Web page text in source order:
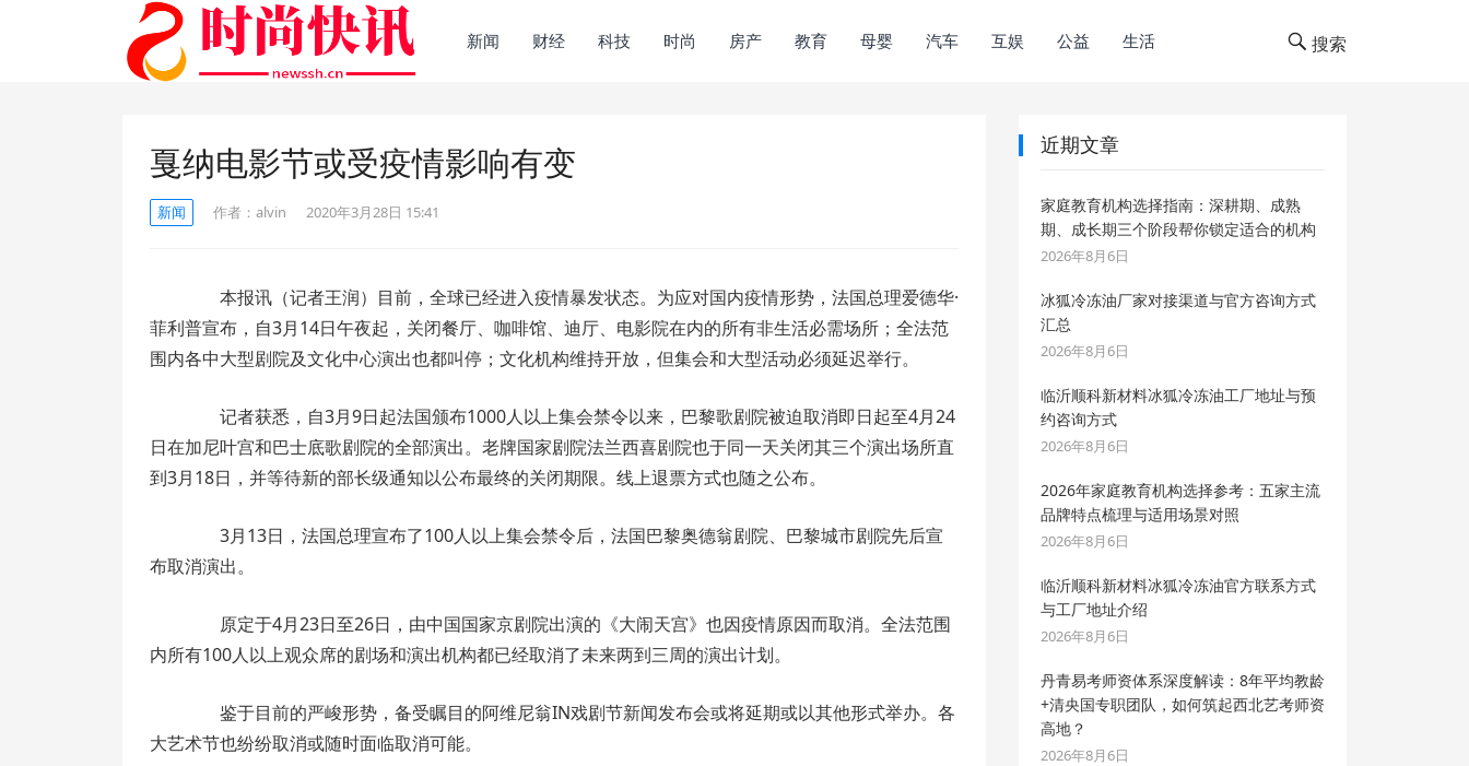
新闻 财经 科技 时尚 房产 教育 母婴 汽车 互娱 公益 生活 搜索
戛纳电影节或受疫情影响有变
新闻 作者： alvin 2020年3月28日 15:41
本报讯（记者王润）目前，全球已经进入疫情暴发状态。为应对国内疫情形势，法国总理爱德华·
菲利普宣布，自3月14日午夜起，关闭餐厅、咖啡馆、迪厅、电影院在内的所有非生活必需场所；全法范
围内各中大型剧院及文化中心演出也都叫停；文化机构维持开放，但集会和大型活动必须延迟举行。
记者获悉，自3月9日起法国颁布1000人以上集会禁令以来，巴黎歌剧院被迫取消即日起至4月24
日在加尼叶宫和巴士底歌剧院的全部演出。老牌国家剧院法兰西喜剧院也于同一天关闭其三个演出场所直
到3月18日，并等待新的部长级通知以公布最终的关闭期限。线上退票方式也随之公布。
3月13日，法国总理宣布了100人以上集会禁令后，法国巴黎奥德翁剧院、巴黎城市剧院先后宣
布取消演出。
原定于4月23日至26日，由中国国家京剧院出演的《大闹天宫》也因疫情原因而取消。全法范围
内所有100人以上观众席的剧场和演出机构都已经取消了未来两到三周的演出计划。
鉴于目前的严峻形势，备受瞩目的阿维尼翁IN戏剧节新闻发布会或将延期或以其他形式举办。各
大艺术节也纷纷取消或随时面临取消可能。
近期文章
家庭教育机构选择指南：深耕期、成熟
期、成长期三个阶段帮你锁定适合的机构
2026年8月6日
冰狐冷冻油厂家对接渠道与官方咨询方式
汇总
2026年8月6日
临沂顺科新材料冰狐冷冻油工厂地址与预
约咨询方式
2026年8月6日
2026年家庭教育机构选择参考：五家主流
品牌特点梳理与适用场景对照
2026年8月6日
临沂顺科新材料冰狐冷冻油官方联系方式
与工厂地址介绍
2026年8月6日
丹青易考师资体系深度解读：8年平均教龄
+清央国专职团队，如何筑起西北艺考师资
高地？
2026年8月6日